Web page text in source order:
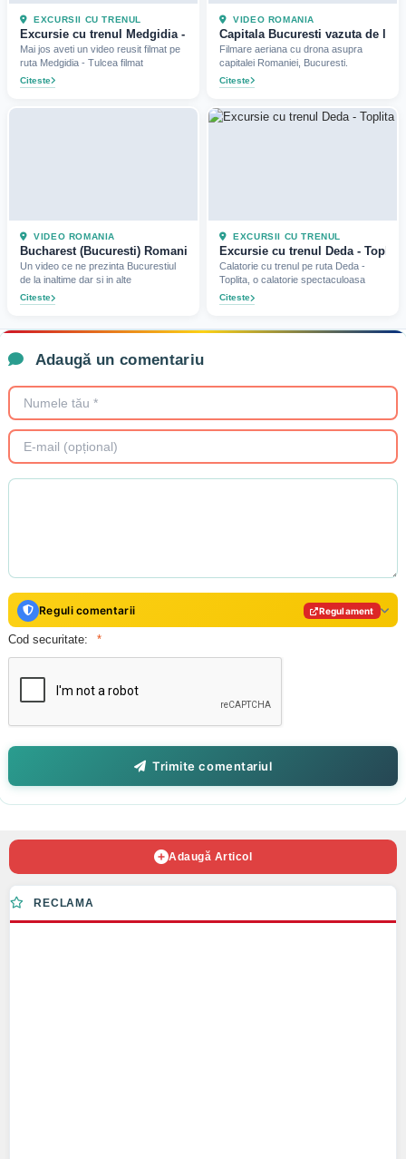
EXCURSII CU TRENUL
Excursie cu trenul Medgidia - Tulcea (Video) (2016)
Mai jos aveti un video reusit filmat pe
ruta Medgidia - Tulcea filmat
Citeste
VIDEO ROMANIA
Capitala Bucuresti vazuta de la
Filmare aeriana cu drona asupra
capitalei Romaniei, Bucuresti.
Citeste
VIDEO ROMANIA
Bucharest (Bucuresti) Romania - Travel Europe (Video)
Un video ce ne prezinta Bucurestiul
de la inaltime dar si in alte
Citeste
EXCURSII CU TRENUL
Excursie cu trenul Deda - Toplita
Calatorie cu trenul pe ruta Deda -
Toplita, o calatorie spectaculoasa
Citeste
Adaugă un comentariu
Reguli comentarii Regulament
Cod securitate:
Trimite comentariul
Adaugă Articol
RECLAMA